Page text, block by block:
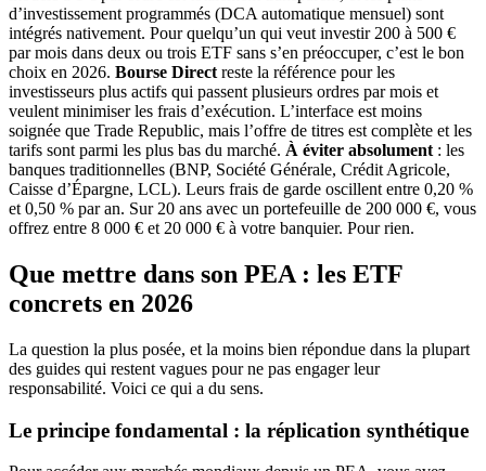
d’investissement programmés (DCA automatique mensuel) sont
intégrés nativement. Pour quelqu’un qui veut investir 200 à 500 €
par mois dans deux ou trois ETF sans s’en préoccuper, c’est le bon
choix en 2026. Bourse Direct reste la référence pour les
investisseurs plus actifs qui passent plusieurs ordres par mois et
veulent minimiser les frais d’exécution. L’interface est moins
soignée que Trade Republic, mais l’offre de titres est complète et les
tarifs sont parmi les plus bas du marché. À éviter absolument : les
banques traditionnelles (BNP, Société Générale, Crédit Agricole,
Caisse d’Épargne, LCL). Leurs frais de garde oscillent entre 0,20 %
et 0,50 % par an. Sur 20 ans avec un portefeuille de 200 000 €, vous
offrez entre 8 000 € et 20 000 € à votre banquier. Pour rien.
Que mettre dans son PEA : les ETF
concrets en 2026
La question la plus posée, et la moins bien répondue dans la plupart
des guides qui restent vagues pour ne pas engager leur
responsabilité. Voici ce qui a du sens.
Le principe fondamental : la réplication synthétique